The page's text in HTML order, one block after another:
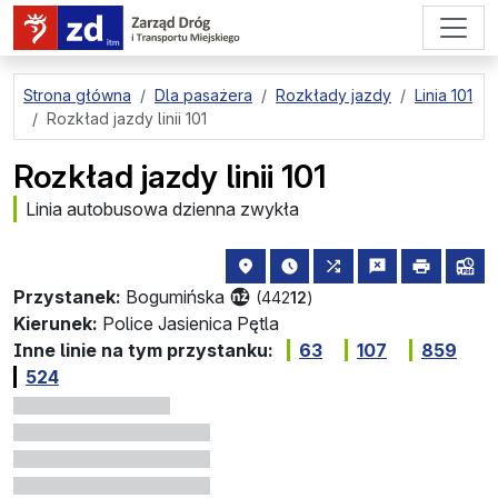
przejdź do treści strony
Strona główna Dla pasażera Rozkłady jazdy
Linia 101
Rozkład jazdy linii 101
Rozkład jazdy linii 101
Linia autobusowa dzienna zwykła
Przystanek: Bogumińska (44212)
lokalizacja przystanku na mapie
najbliższe odjazdy z tego
wszystkie linie
zgłośdrukuj
Kierunek: Police Jasienica Pętla
Inne linie na tym przystanku:
63 107
859
524